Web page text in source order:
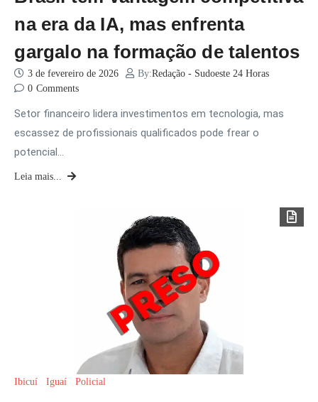
na era da IA, mas enfrenta
gargalo na formação de talentos
3 de fevereiro de 2026 By:Redação - Sudoeste 24 Horas
0 Comments
Setor financeiro lidera investimentos em tecnologia, mas
escassez de profissionais qualificados pode frear o
potencial…
Leia mais...
Ibicuí Iguaí Policial